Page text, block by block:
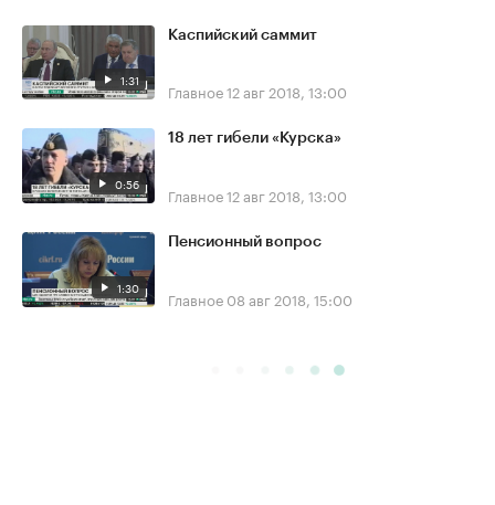
1:31
Каспийский саммит
Главное12 авг 2018, 13:00
0:56
18 лет гибели «Курска»
Главное12 авг 2018, 13:00
1:30
Пенсионный вопрос
Главное 08 авг 2018, 15:00